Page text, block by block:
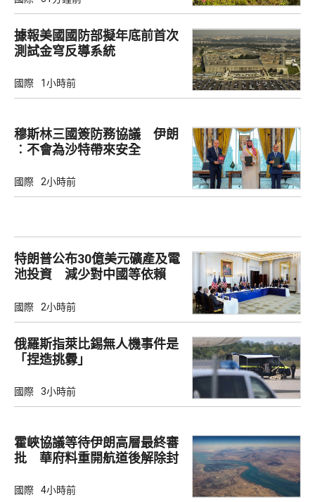
據報美國國防部擬年底前首次
測試金穹反導系統
國際 1小時前
穆斯林三國簽防務協議 伊朗
︰不會為沙特帶來安全
國際 2小時前
特朗普公布30億美元礦產及電
池投資 減少對中國等依賴
國際 2小時前
俄羅斯指萊比錫無人機事件是
「捏造挑釁」
國際 3小時前
霍峽協議等待伊朗高層最終審
批 華府料重開航道後解除封
國際 4小時前